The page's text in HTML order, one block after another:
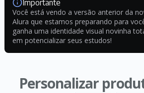
Importante
Você está vendo a versão anterior da
Alura que estamos preparando para
ganha uma identidade visual novinha
em potencializar seus estudos!
Personalizar